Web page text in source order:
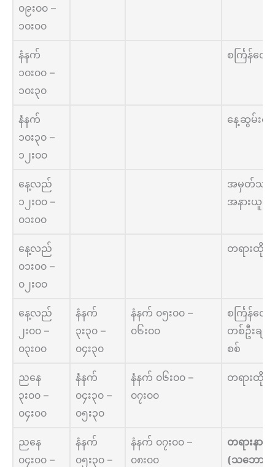
၀၉း၀၀ –
၁၀း၀၀
နံနက်
၁၀း၀၀ –
၁၀း၃၀
စင်္ကြန်လျှ
နံနက်
၁၀း၃၀ –
၁၂း၀၀
နေ့ဆွမ်းစာ
နေ့လည်
၁၂း၀၀ –
၀၁း၀၀
အမှတ်သတိ
အနားယူ
နေ့လည်
၀၁း၀၀ –
၀၂း၀၀
တရားထိုင်
နေ့လည်
၂း၀၀ –
၀၃း၀၀
နံနက်
၃း၃၀ –
၀၄း၃၀
နံနက် ၀၅း၀၀ –
၀၆း၀၀
စင်္ကြန်လျှ
တစ်ဦးချင်
စစ်
ညနေ
၃း၀၀ –
၀၄း၀၀
နံနက်
၀၄း၃၀ –
၀၅း၃၀
နံနက် ၀၆း၀၀ –
၀၇း၀၀
တရားထိုင်
ညနေ
၀၄း၀၀ –
နံနက်
၀၅း၃၀ –
နံနက် ၀၇း၀၀ –
၀၈း၀၀
တရားနာယူ
(သဘောတ